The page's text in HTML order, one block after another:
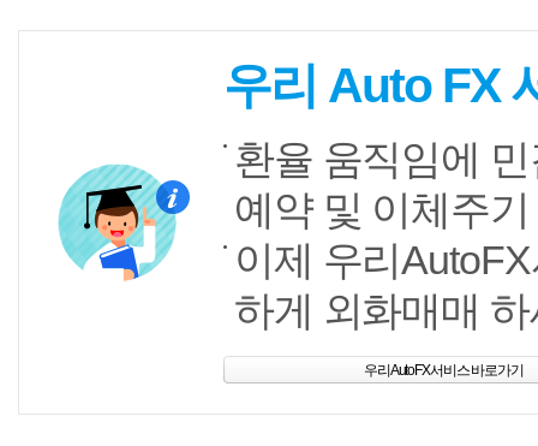
우리 Auto FX
환율 움직임에
예약 및 이체주
이제 우리
하게 외화매매
우리AutoFX서비스 바로가기